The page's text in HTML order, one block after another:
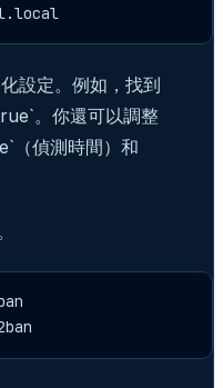
設定。例如，找到
。你還可以調整
（偵測時間）和